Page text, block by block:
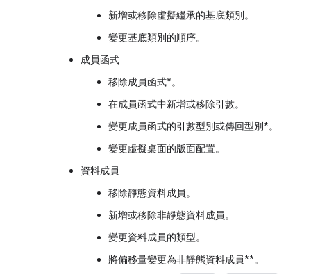
新增或移除虛擬繼承的基底類別。
變更基底類別的順序。
成員函式
移除成員函式*。
在成員函式中新增或移除引數。
變更成員函式的引數型別或傳回型別*。
變更虛擬桌面的版面配置。
資料成員
移除靜態資料成員。
新增或移除非靜態資料成員。
變更資料成員的類型。
將偏移量變更為非靜態資料成員**。